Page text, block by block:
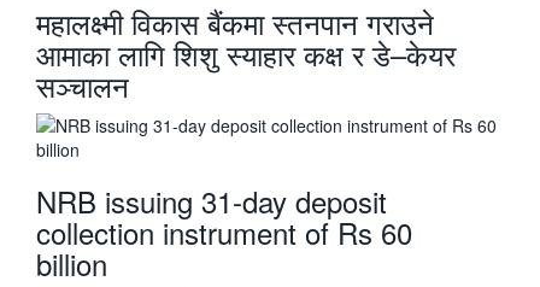
महालक्ष्मी विकास बैंकमा स्तनपान गराउने
आमाका लागि शिशु स्याहार कक्ष र डे–केयर
सञ्चालन
NRB issuing 31-day deposit
collection instrument of Rs 60
billion